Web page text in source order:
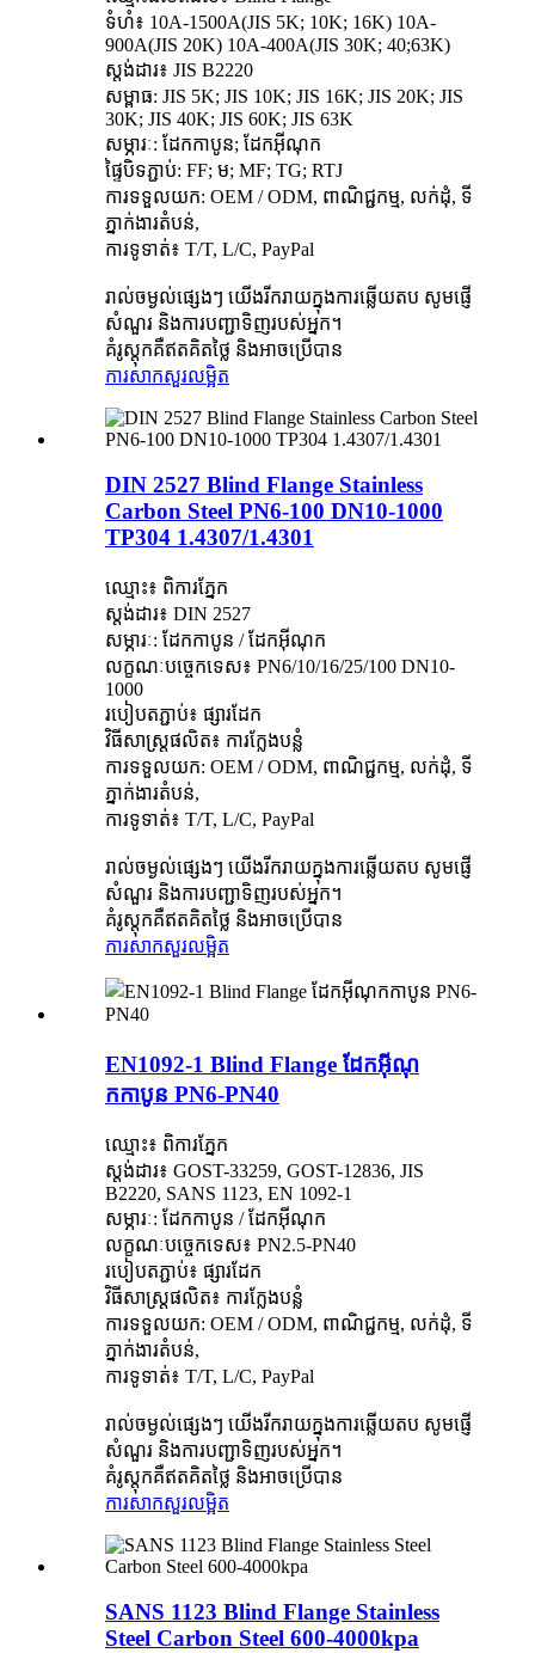
ទំហំ៖ 10A-1500A(JIS 5K; 10K; 16K) 10A-
900A(JIS 20K) 10A-400A(JIS 30K; 40;63K)
ស្តង់ដារ៖ JIS B2220
សម្ពាធ: JIS 5K; JIS 10K; JIS 16K; JIS 20K; JIS
30K; JIS 40K; JIS 60K; JIS 63K
សម្ភារៈ: ដែកកាបូន; ដែកអ៊ីណុក
ផ្ទៃបិទភ្ជាប់: FF; ម; MF; TG; RTJ
ការទទួលយក: OEM / ODM, ពាណិជ្ជកម្ម, លក់ដុំ, ទី
ភ្នាក់ងារតំបន់,
ការទូទាត់៖ T/T, L/C, PayPal
រាល់ចម្ងល់ផ្សេងៗ យើងរីករាយក្នុងការឆ្លើយតប សូមផ្ញើ
សំណួរ និងការបញ្ជាទិញរបស់អ្នក។
គំរូស្តុកគឺឥតគិតថ្លៃ និងអាចប្រើបាន
ការសាកសួរលម្អិត
DIN 2527 Blind Flange Stainless
Carbon Steel PN6-100 DN10-1000
TP304 1.4307/1.4301
ឈ្មោះ៖ ពិការភ្នែក
ស្តង់ដារ៖ DIN 2527
សម្ភារៈ: ដែកកាបូន / ដែកអ៊ីណុក
លក្ខណៈបច្ចេកទេស៖ PN6/10/16/25/100 DN10-
1000
របៀបតភ្ជាប់៖ ផ្សារដែក
វិធីសាស្រ្តផលិត៖ ការក្លែងបន្លំ
ការទទួលយក: OEM / ODM, ពាណិជ្ជកម្ម, លក់ដុំ, ទី
ភ្នាក់ងារតំបន់,
ការទូទាត់៖ T/T, L/C, PayPal
រាល់ចម្ងល់ផ្សេងៗ យើងរីករាយក្នុងការឆ្លើយតប សូមផ្ញើ
សំណួរ និងការបញ្ជាទិញរបស់អ្នក។
គំរូស្តុកគឺឥតគិតថ្លៃ និងអាចប្រើបាន
ការសាកសួរលម្អិត
EN1092-1 Blind Flange ដែកអ៊ីណុ
កកាបូន PN6-PN40
ឈ្មោះ៖ ពិការភ្នែក
ស្តង់ដារ៖ GOST-33259, GOST-12836, JIS
B2220, SANS 1123, EN 1092-1
សម្ភារៈ: ដែកកាបូន / ដែកអ៊ីណុក
លក្ខណៈបច្ចេកទេស៖ PN2.5-PN40
របៀបតភ្ជាប់៖ ផ្សារដែក
វិធីសាស្រ្តផលិត៖ ការក្លែងបន្លំ
ការទទួលយក: OEM / ODM, ពាណិជ្ជកម្ម, លក់ដុំ, ទី
ភ្នាក់ងារតំបន់,
ការទូទាត់៖ T/T, L/C, PayPal
រាល់ចម្ងល់ផ្សេងៗ យើងរីករាយក្នុងការឆ្លើយតប សូមផ្ញើ
សំណួរ និងការបញ្ជាទិញរបស់អ្នក។
គំរូស្តុកគឺឥតគិតថ្លៃ និងអាចប្រើបាន
ការសាកសួរលម្អិត
SANS 1123 Blind Flange Stainless
Steel Carbon Steel 600-4000kpa